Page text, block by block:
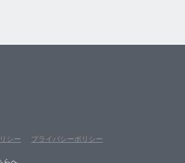
シー プライバシーポリシー